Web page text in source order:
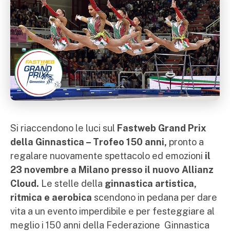
Si riaccendono le luci sul Fastweb Grand Prix
della Ginnastica – Trofeo 150 anni, pronto a
regalare nuovamente spettacolo ed emozioni il
23 novembre a Milano presso il nuovo Allianz
Cloud. Le stelle della ginnastica artistica,
ritmica e aerobica scendono in pedana per dare
vita a un evento imperdibile e per festeggiare al
meglio i 150 anni della Federazione Ginnastica